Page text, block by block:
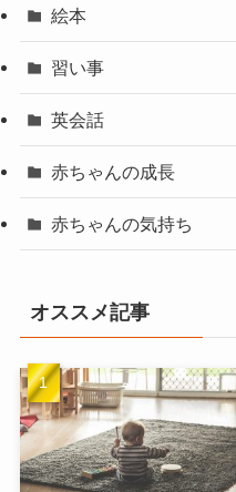
絵本
習い事
英会話
赤ちゃんの成長
赤ちゃんの気持ち
オススメ記事